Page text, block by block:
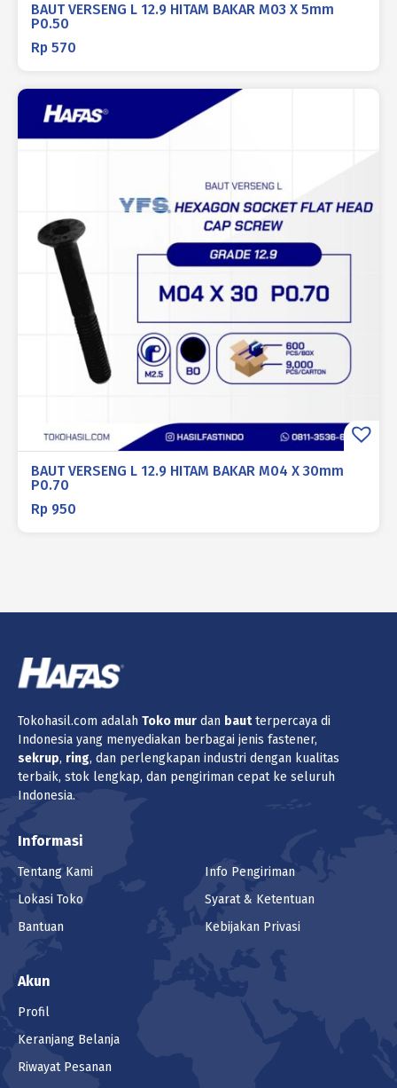
BAUT VERSENG L 12.9 HITAM BAKAR M03 X 5mm
P0.50
Rp 570
BAUT VERSENG L 12.9 HITAM BAKAR M04 X 30mm
P0.70
Rp 950
Tokohasil.com adalah Toko mur dan bautterpercaya di
Indonesia yang menyediakan berbagai jenis fastener,
sekrup, ring, dan perlengkapan industri dengan kualitas
terbaik, stok lengkap, dan pengiriman cepat ke seluruh
Indonesia.
Informasi
Tentang Kami
Lokasi Toko
Bantuan
Info Pengiriman
Syarat & Ketentuan
Kebijakan Privasi
Akun
Profil
Keranjang Belanja
Riwayat Pesanan